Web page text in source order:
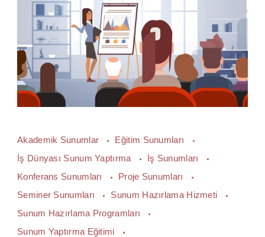
Akademik Sunumlar
Eğitim Sunumları
İş Dünyası Sunum Yaptırma
İş Sunumları
Konferans Sunumları
Proje Sunumları
Seminer Sunumları
Sunum Hazırlama Hizmeti
Sunum Hazırlama Programları
Sunum Yaptırma Eğitimi